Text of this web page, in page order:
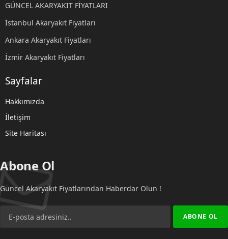
GÜNCEL AKARYAKIT FİYATLARI
İstanbul Akaryakıt Fiyatları
Ankara Akaryakıt Fiyatları
İzmir Akaryakıt Fiyatları
Sayfalar
Hakkımızda
İletişim
Site Haritası
Abone Ol
Güncel Akaryakıt Fiyatlarından Haberdar Olun !